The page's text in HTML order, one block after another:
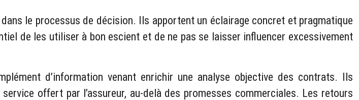
le processus de décision. Ils apportent un éclairage concret et pragmatique
de les utiliser à bon escient et de ne pas se laisser influencer excessivement
d’information venant enrichir une analyse objective des contrats. Ils
offert par l’assureur, au-delà des promesses commerciales. Les retours